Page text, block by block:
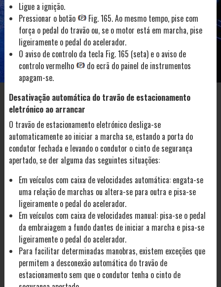
Ligue a ignição.
Pressionar o botão
Fig. 165. Ao mesmo tempo, pise com
força o pedal do travão ou, se o motor está em marcha, pise
ligeiramente o pedal do acelerador.
O aviso de controlo da tecla Fig. 165 (seta) e o aviso de
controlo vermelho
do ecrã do painel de instrumentos
apagam-se.
Desativação automática do travão de estacionamento
eletrónico ao arrancar
O travão de estacionamento eletrónico desliga-se
automaticamente ao iniciar a marcha se, estando a porta do
condutor fechada e levando o condutor o cinto de segurança
apertado, se der alguma das seguintes situações:
Em veículos com caixa de velocidades automática: engata-se
uma relação de marchas ou altera-se para outra e pisa-se
ligeiramente o pedal do acelerador.
Em veículos com caixa de velocidades manual: pisa-se o pedal
da embraiagem a fundo dantes de iniciar a marcha e pisa-se
ligeiramente o pedal do acelerador.
Para facilitar determinadas manobras, existem exceções que
permitem a desconexão automática do travão de
estacionamento sem que o condutor tenha o cinto de